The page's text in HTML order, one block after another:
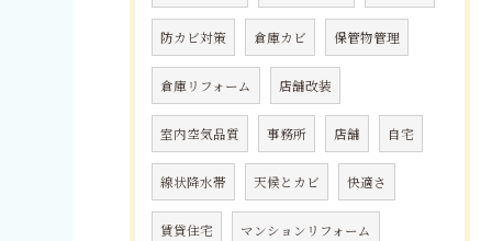
防カビ対策 倉庫カビ 保管物管理
倉庫リフォーム 店舗改装
室内空気品質 事務所 店舗 自宅
線状降水帯 天候とカビ 快適さ
賃貸住宅 マンションリフォーム